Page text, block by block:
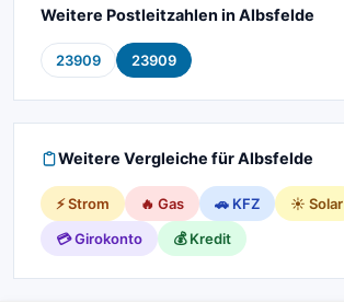
Weitere Postleitzahlen in Albsfelde
23909 23909
Weitere Vergleiche für Albsfelde
⚡ Strom 🔥 Gas 🚗 KFZ
☀️ Solar
💳 Girokonto
💰 Kredit